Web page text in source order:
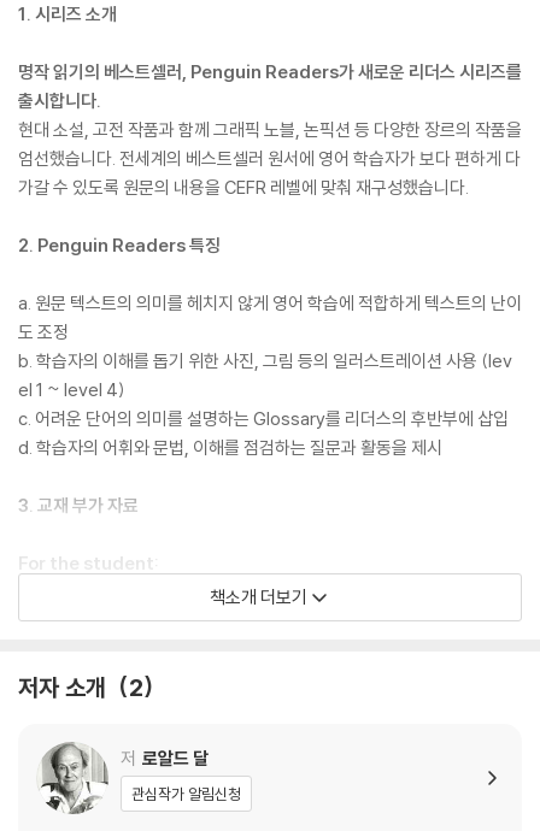
1. 시리즈 소개
명작 읽기의 베스트셀러, Penguin Readers가 새로운 리더스 시리즈를
출시합니다.
현대 소설, 고전 작품과 함께 그래픽 노블, 논픽션 등 다양한 장르의 작품을
엄선했습니다. 전세계의 베스트셀러 원서에 영어 학습자가 보다 편하게 다
가갈 수 있도록 원문의 내용을 CEFR 레벨에 맞춰 재구성했습니다.
2. Penguin Readers 특징
a. 원문 텍스트의 의미를 헤치지 않게 영어 학습에 적합하게 텍스트의 난이
도 조정
b. 학습자의 이해를 돕기 위한 사진, 그림 등의 일러스트레이션 사용 (lev
el 1 ~ level 4)
c. 어려운 단어의 의미를 설명하는 Glossary를 리더스의 후반부에 삽입
d. 학습자의 어휘와 문법, 이해를 점검하는 질문과 활동을 제시
3. 교재 부가 자료
For the student:
- 다운로드 가능한 오디오
- teacher’s note, lesson plan
- CEFR 레벨, Lexile 지수 대응 및 각 리더스의 주제를 보여주는 상세한 R
eaders Map
책소개 더보기
저자 소개 2
저 로알드 달
관심작가 알림신청